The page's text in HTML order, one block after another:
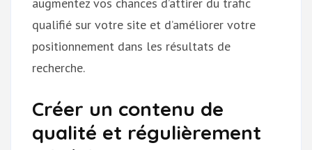
qualifié sur votre site et d’améliorer votre
positionnement dans les résultats de
recherche.
Créer un contenu de
qualité et régulièrement